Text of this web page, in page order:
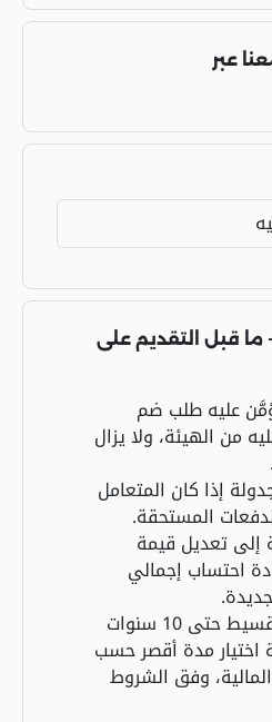
عبر
- ما قبل التقديم على
عليه طلب ضم
من الهيئة، ولا يزال
إذا كان المتعامل
المستحقة.
إلى تعديل قيمة
احتساب إجمالي
يُسمح بتمديد فترة التقسيط حتى 10 سنوات
اختيار مدة أقصر حسب
وفق الشروط